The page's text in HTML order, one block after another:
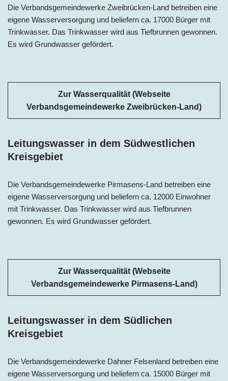
Die Verbandsgemeindewerke Zweibrücken-Land betreiben eine
eigene Wasserversorgung und beliefern ca. 17000 Bürger mit
Trinkwasser. Das Trinkwasser wird aus Tiefbrunnen gewonnen.
Es wird Grundwasser gefördert.
Zur Wasserqualität (Webseite
Verbandsgemeindewerke Zweibrücken-Land)
Leitungswasser in dem Südwestlichen
Kreisgebiet
Die Verbandsgemeindewerke Pirmasens-Land betreiben eine
eigene Wasserversorgung und beliefern ca. 12000 Einwohner
mit Trinkwasser. Das Trinkwasser wird aus Tiefbrunnen
gewonnen. Es wird Grundwasser gefördert.
Zur Wasserqualität (Webseite
Verbandsgemeindewerke Pirmasens-Land)
Leitungswasser in dem Südlichen
Kreisgebiet
Die Verbandsgemeindewerke Dahner Felsenland betreiben eine
eigene Wasserversorgung und beliefern ca. 15000 Bürger mit